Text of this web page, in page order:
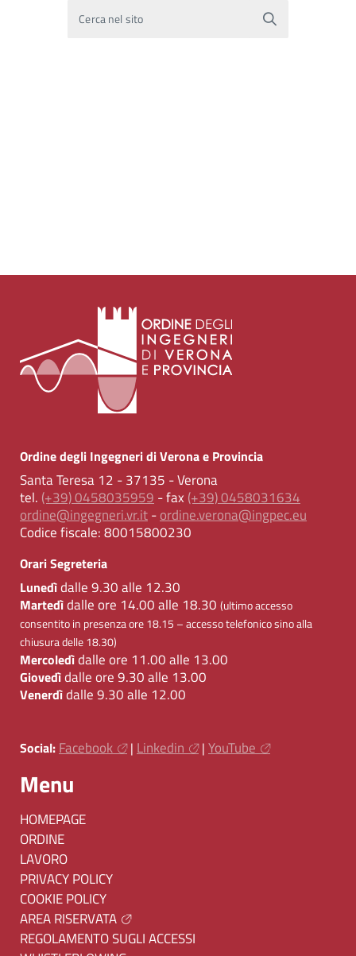
Cerca nel sito
Ordine degli Ingegneri di Verona e Provincia
Santa Teresa 12 - 37135 - Verona
tel. (+39) 0458035959 - fax (+39) 0458031634
ordine@ingegneri.vr.it-ordine.verona@ingpec.eu
Codice fiscale:80015800230
Orari Segreteria
Lunedìdalle 9.30 alle 12.30
Martedìdalle ore 14.00 alle 18.30 (ultimo accesso
consentito in presenza ore 18.15 – accesso telefonico sino alla
chiusura delle 18.30)
Mercoledìdalle ore 11.00 alle 13.00
Giovedìdalle ore 9.30 alle 13.00
Venerdìdalle 9.30 alle 12.00
Social: Facebook | Linkedin | YouTube
Menu
HOMEPAGE
ORDINE
LAVORO
PRIVACY POLICY
COOKIE POLICY
AREA RISERVATA
REGOLAMENTO SUGLI ACCESSI